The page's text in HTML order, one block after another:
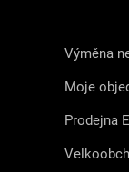
Výměna
Moje
Prodejna